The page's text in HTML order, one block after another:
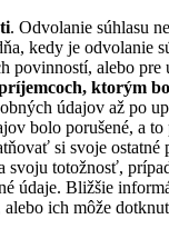
. Odvolanie súhlasu
kedy je odvolanie
povinností, alebo
ktorým
údajov až po
bolo porušené, a
si svoje ostatné
totožnosť,
údaje. Bližšie
ich môže